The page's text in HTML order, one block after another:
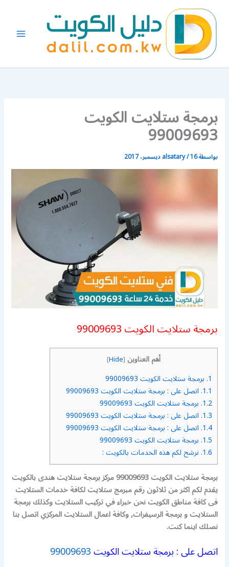
المحتوى
برمجة ستلايت الكويت
99009693
بواسطة alsatary/16 ديسمبر، 2017
برمجة ستلايت الكويت 99009693
أهم العناوين [
Hide
]
1. برمجة ستلايت الكويت 99009693
1.1. اتصل على : برمجة ستلايت الكويت 99009693
1.2. برمجة ستلايت الكويت 99009693
1.3. اتصل على : برمجة ستلايت الكويت 99009693
1.4. اتصل على : برمجة ستلايت الكويت 99009693
1.5. برمجة ستلايت الكويت 99009693
1.6. نرشح لكم هذه الخدمات بالكويت :
برمجة ستلايت الكويت 99009693 مركز برمجة ستلايت هندى بالكويت
يقدم لكم اكثر من ثلاثون رقم مبرمج ستلايت لكافة خدمات الستلايت
فى كافة مناطق الكويت نحن خبراء في تركيب الستلايت وكذلك برمجة
الستلايت و برمجة الرسيفرات, وكافة اعمال الستلايت المركزي اتصل بنا
نصلك اينما كنت.
اتصل على : برمجة ستلايت الكويت99009693